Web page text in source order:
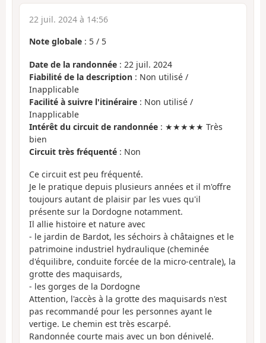
22 juil. 2024 à 14:56
Note globale : 5 / 5
Date de la randonnée : 22 juil. 2024
Fiabilité de la description : Non utilisé /
Inapplicable
Facilité à suivre l'itinéraire : Non utilisé /
Inapplicable
Intérêt du circuit de randonnée : ★★★★★ Très
bien
Circuit très fréquenté : Non
Ce circuit est peu fréquenté.
Je le pratique depuis plusieurs années et il m'offre
toujours autant de plaisir par les vues qu'il
présente sur la Dordogne notamment.
Il allie histoire et nature avec
- le jardin de Bardot, les séchoirs à châtaignes et le
patrimoine industriel hydraulique (cheminée
d'équilibre, conduite forcée de la micro-centrale), la
grotte des maquisards,
- les gorges de la Dordogne
Attention, l'accès à la grotte des maquisards n'est
pas recommandé pour les personnes ayant le
vertige. Le chemin est très escarpé.
Randonnée courte mais avec un bon dénivelé.